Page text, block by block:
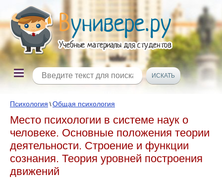
Психология \Общая психология
Место психологии в системе наук о
человеке. Основные положения теории
деятельности. Строение и функции
сознания. Теория уровней построения
движений